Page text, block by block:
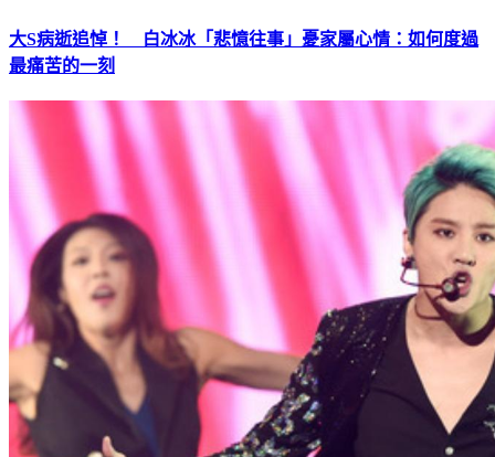
大S病逝追悼！ 白冰冰「悲憶往事」憂家屬心情：如何度過
最痛苦的一刻